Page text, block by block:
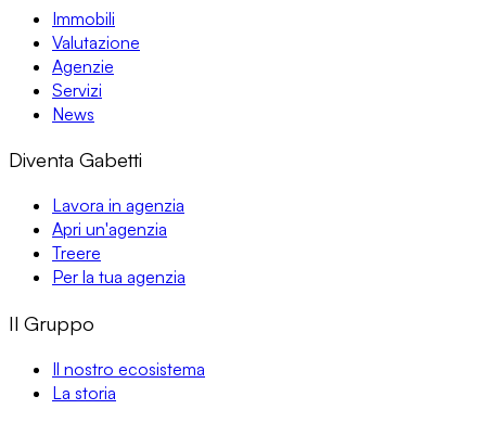
Immobili
Valutazione
Agenzie
Servizi
News
Diventa Gabetti
Lavora in agenzia
Apri un'agenzia
Treere
Per la tua agenzia
Il Gruppo
Il nostro ecosistema
La storia